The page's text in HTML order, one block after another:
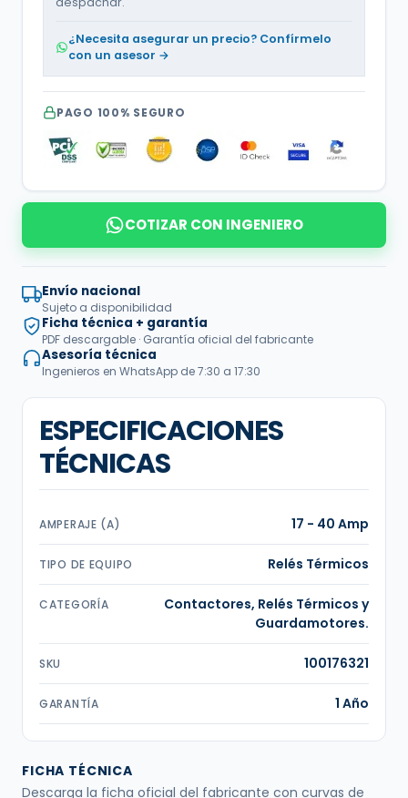
¿Necesita asegurar un precio? Confírmelo
con un asesor →
PAGO 100% SEGURO
COTIZAR CON INGENIERO
Envío nacional
Sujeto a disponibilidad
Ficha técnica + garantía
PDF descargable · Garantía oficial del fabricante
Asesoría técnica
Ingenieros en WhatsApp de 7:30 a 17:30
ESPECIFICACIONES
TÉCNICAS
AMPERAJE (A) 17 - 40 Amp
TIPO DE EQUIPO Relés Térmicos
CATEGORÍA
Contactores, Relés Térmicos y
Guardamotores.
SKU 100176321
GARANTÍA 1 Año
FICHA TÉCNICA
Descarga la ficha oficial del fabricante con curvas de